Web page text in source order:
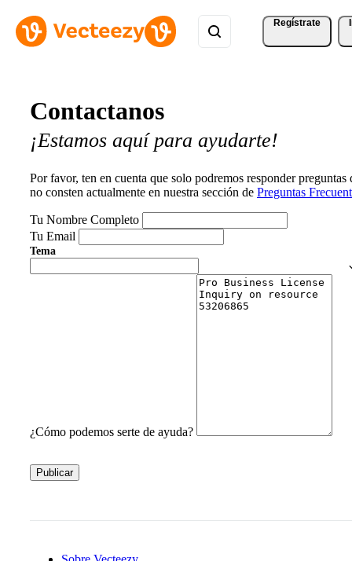
Regístrate
Contactanos
¡Estamos aquí para ayudarte!
Por favor, ten en cuenta que solo podremos responder preguntas
no consten actualmente en nuestra sección de Preguntas
Tu Nombre Completo
Tu Email
Tema
¿Cómo podemos serte de ayuda?
Publicar